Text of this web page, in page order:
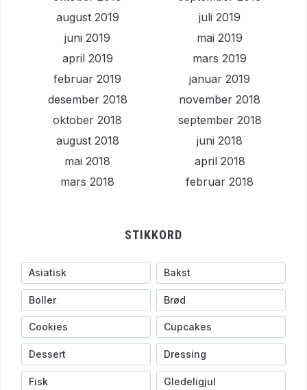
august 2019
juli 2019
juni 2019
mai 2019
april 2019
mars 2019
februar 2019
januar 2019
desember 2018
november 2018
oktober 2018
september 2018
august 2018
juni 2018
mai 2018
april 2018
mars 2018
februar 2018
STIKKORD
Asiatisk Bakst
Boller Brød
Cookies Cupcakes
Dessert Dressing
Fisk Gledeligjul